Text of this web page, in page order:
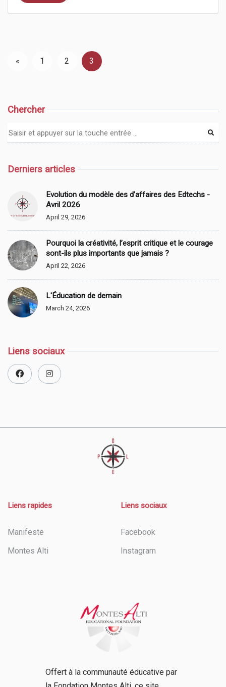
« 1 2 3
Chercher
Derniers articles
Evolution du modèle des d’affaires des Edtechs -
Avril 2026
April 29, 2026
Pourquoi la créativité, l’esprit critique et le courage
sont-ils plus importants que jamais ?
April 22, 2026
L'Éducation de demain
March 24, 2026
Liens sociaux
Liens rapides
Manifeste
Montes Alti
Liens sociaux
Facebook
Instagram
Offert à la communauté éducative par